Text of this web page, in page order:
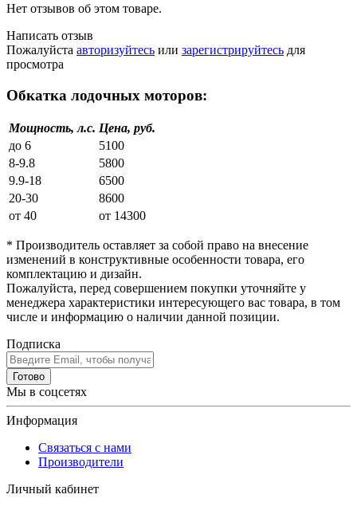
Нет отзывов об этом товаре.
Написать отзыв
Пожалуйста авторизуйтесь или зарегистрируйтесь для
просмотра
Обкатка лодочных моторов:
Мощность, л.с. Цена, руб.
до 6
5100
8-9.8
5800
9.9-18
6500
20-30
8600
от 40
от 14300
* Производитель оставляет за собой право на внесение
изменений в конструктивные особенности товара, его
комплектацию и дизайн.
Пожалуйста, перед совершением покупки уточняйте у
менеджера характеристики интересующего вас товара, в том
числе и информацию о наличии данной позиции.
Подписка
Готово
Мы в соцсетях
Информация
Связаться с нами
Производители
Личный кабинет